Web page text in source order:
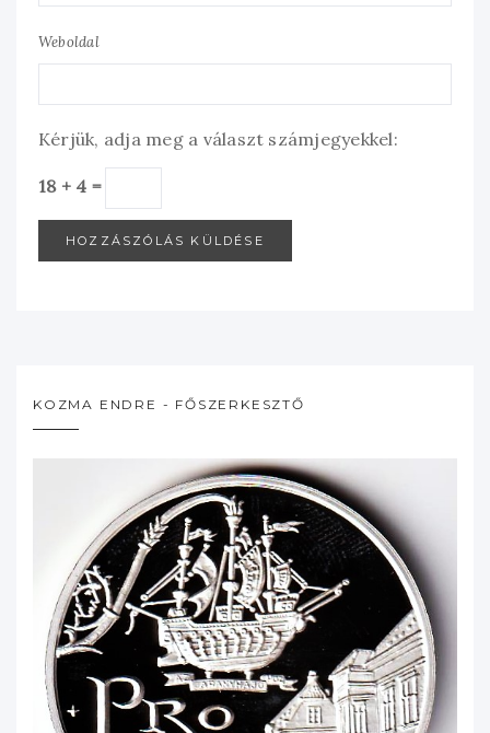
Weboldal
Kérjük, adja meg a választ számjegyekkel:
18 + 4 =
KOZMA ENDRE - FŐSZERKESZTŐ